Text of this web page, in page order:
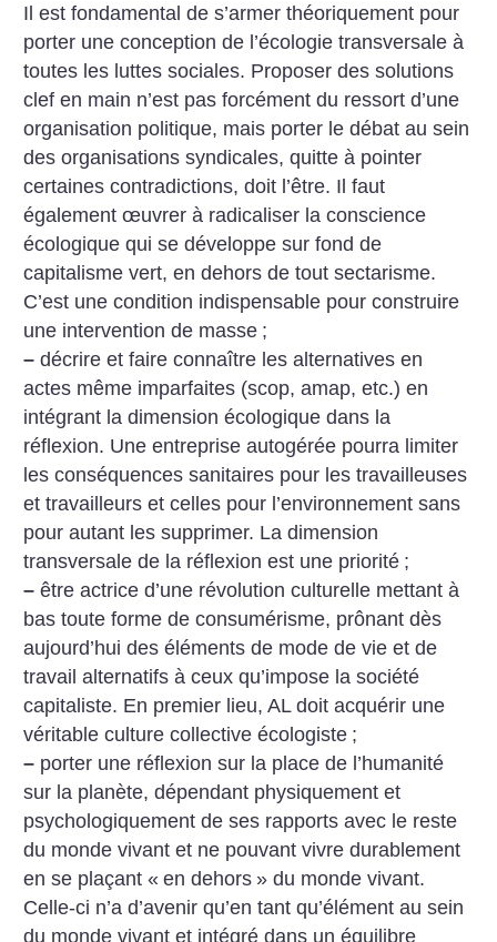
Il est fondamental de s’armer théoriquement pour
porter une conception de l’écologie transversale à
toutes les luttes sociales. Proposer des solutions
clef en main n’est pas forcément du ressort d’une
organisation politique, mais porter le débat au sein
des organisations syndicales, quitte à pointer
certaines contradictions, doit l’être. Il faut
également œuvrer à radicaliser la conscience
écologique qui se développe sur fond de
capitalisme vert, en dehors de tout sectarisme.
C’est une condition indispensable pour construire
une intervention de masse ;
– décrire et faire connaître les alternatives en
actes même imparfaites (scop, amap, etc.) en
intégrant la dimension écologique dans la
réflexion. Une entreprise autogérée pourra limiter
les conséquences sanitaires pour les travailleuses
et travailleurs et celles pour l’environnement sans
pour autant les supprimer. La dimension
transversale de la réflexion est une priorité ;
– être actrice d’une révolution culturelle mettant à
bas toute forme de consumérisme, prônant dès
aujourd’hui des éléments de mode de vie et de
travail alternatifs à ceux qu’impose la société
capitaliste. En premier lieu, AL doit acquérir une
véritable culture collective écologiste ;
– porter une réflexion sur la place de l’humanité
sur la planète, dépendant physiquement et
psychologiquement de ses rapports avec le reste
du monde vivant et ne pouvant vivre durablement
en se plaçant « en dehors » du monde vivant.
Celle-ci n’a d’avenir qu’en tant qu’élément au sein
du monde vivant et intégré dans un équilibre